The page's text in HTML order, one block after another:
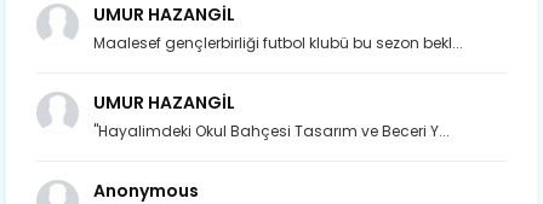
UMUR HAZANGİL
Maalesef gençlerbirliği futbol klubü bu sezon bekl...
UMUR HAZANGİL
"Hayalimdeki Okul Bahçesi Tasarım ve Beceri Y...
Anonymous